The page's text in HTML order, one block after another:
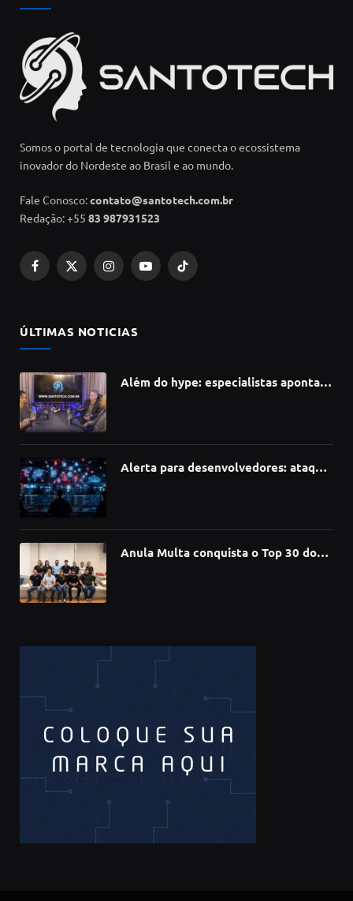
Somos o portal de tecnologia que conecta o ecossistema
inovador do Nordeste ao Brasil e ao mundo.
Fale Conosco:contato@santotech.com.br
Redação: +55 83 987931523
Facebook
X
InstagramYouTubeTikTok
ÚLTIMAS NOTICIAS
Além do hype: especialistas apontam
Alerta para desenvolvedores: ataque
Anula Multa conquista o Top 30 do